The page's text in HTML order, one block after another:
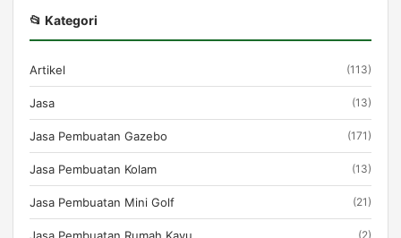
📂 Kategori
Artikel (113)
Jasa (13)
Jasa Pembuatan Gazebo (171)
Jasa Pembuatan Kolam (13)
Jasa Pembuatan Mini Golf (21)
Jasa Pembuatan Rumah Kayu (2)